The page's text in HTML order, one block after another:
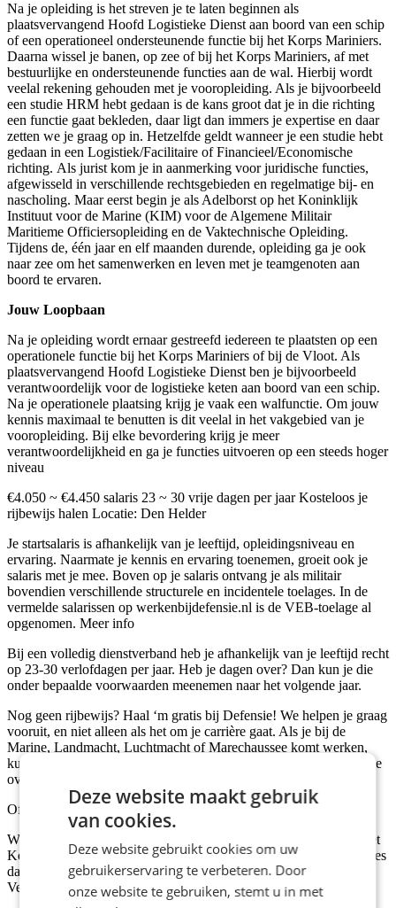
Na je opleiding is het streven je te laten beginnen als
plaatsvervangend Hoofd Logistieke Dienst aan boord van een schip
of een operationeel ondersteunende functie bij het Korps Mariniers.
Daarna wissel je banen, op zee of bij het Korps Mariniers, af met
bestuurlijke en ondersteunende functies aan de wal. Hierbij wordt
veelal rekening gehouden met je vooropleiding. Als je bijvoorbeeld
een studie HRM hebt gedaan is de kans groot dat je in die richting
een functie gaat bekleden, daar ligt dan immers je expertise en daar
zetten we je graag op in. Hetzelfde geldt wanneer je een studie hebt
gedaan in een Logistiek/Facilitaire of Financieel/Economische
richting. Als jurist kom je in aanmerking voor juridische functies,
afgewisseld in verschillende rechtsgebieden en regelmatige bij- en
nascholing. Maar eerst begin je als Adelborst op het Koninklijk
Instituut voor de Marine (KIM) voor de Algemene Militair
Maritieme Officiersopleiding en de Vaktechnische Opleiding.
Tijdens de, één jaar en elf maanden durende, opleiding ga je ook
naar zee om het samenwerken en leven met je teamgenoten aan
boord te ervaren.
Jouw Loopbaan
Na je opleiding wordt ernaar gestreefd iedereen te plaatsten op een
operationele functie bij het Korps Mariniers of bij de Vloot. Als
plaatsvervangend Hoofd Logistieke Dienst ben je bijvoorbeeld
verantwoordelijk voor de logistieke keten aan boord van een schip.
Na je operationele plaatsing krijg je vaak een walfunctie. Om jouw
kennis maximaal te benutten is dit veelal in het vakgebied van je
vooropleiding. Bij elke bevordering krijg je meer
verantwoordelijkheid en ga je functies uitvoeren op een steeds hoger
niveau
€4.050 ~ €4.450 salaris 23 ~ 30 vrije dagen per jaar Kosteloos je
rijbewijs halen Locatie: Den Helder
Je startsalaris is afhankelijk van je leeftijd, opleidingsniveau en
ervaring. Naarmate je kennis en ervaring toenemen, groeit ook je
salaris met je mee. Boven op je salaris ontvang je als militair
bovendien verschillende structurele en incidentele toelages. In de
vermelde salarissen op werkenbijdefensie.nl is de VEB-toelage al
opgenomen. Meer info
Bij een volledig dienstverband heb je afhankelijk van je leeftijd recht
op 23-30 verlofdagen per jaar. Heb je dagen over? Dan kun je die
onder bepaalde voorwaarden meenemen naar het volgende jaar.
Nog geen rijbewijs? Haal ‘m gratis bij Defensie! We helpen je graag
vooruit, en niet alleen als het om je carrière gaat. Als je bij de
Marine, Landmacht, Luchtmacht of Marechaussee komt werken,
kun je daarom op onze kosten je rijbewijs B halen. Meer informatie
over rijbewijs bij Defensie.
Officier Logistieke Dienst (HBO/WO)
Wil je leiding gaan geven aan de logistieke keten bij de vloot of het
Korps Mariniers? Waar ook ter wereld? Op zee en aan de wal? Kies
dan voor een carrière als Officier Logistieke Dienst bij de Marine.
Veel breder kan je horizon niet worden!
Deze website maakt gebruik
van cookies.
Deze website gebruikt cookies om uw
gebruikerservaring te verbeteren. Door
onze website te gebruiken, stemt u in met